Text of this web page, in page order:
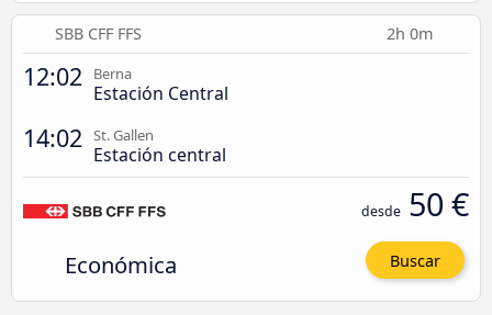
SBB CFF FFS 2h 0m
12:02 Berna
Estación Central
14:02 St. Gallen
Estación central
Económica
desde 50 €
Buscar